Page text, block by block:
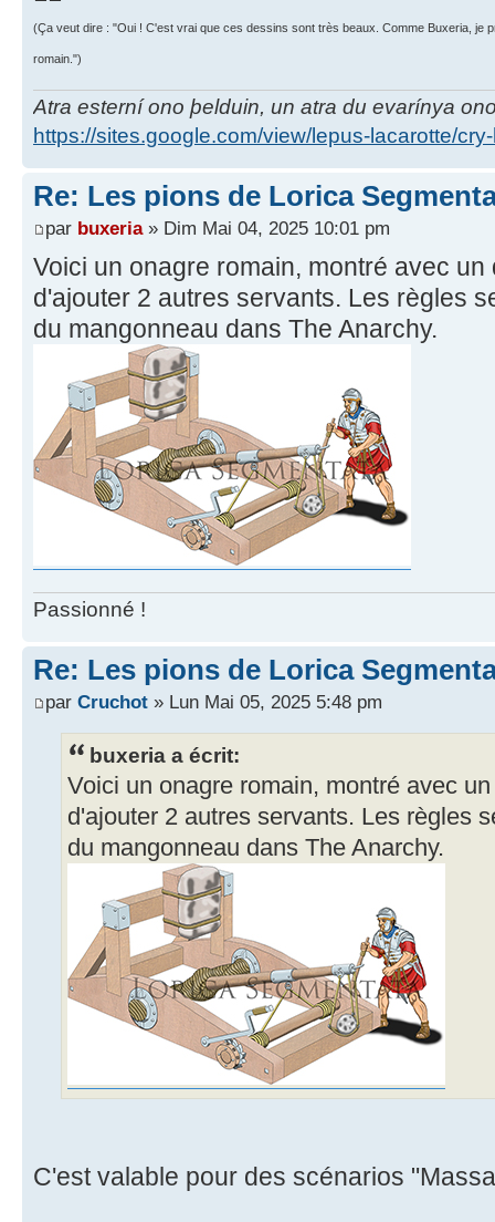
(Ça veut dire : "Oui ! C'est vrai que ces dessins sont très beaux. Comme Buxeria, je
romain.")
Atra esterní ono þelduin, un atra du evarínya
https://sites.google.com/view/lepus-lacarotte/
Re: Les pions de Lorica
par buxeria» Dim Mai 04, 2025 10:01 pm
Voici un onagre romain, montré avec
d'ajouter 2 autres servants. Les règles
du mangonneau dans The Anarchy.
Passionné !
Re: Les pions de Lorica
par Cruchot » Lun Mai 05, 2025 5:48 pm
buxeria a écrit:
Voici un onagre romain, montré avec
d'ajouter 2 autres servants. Les règles
du mangonneau dans The Anarchy.
C'est valable pour des scénarios